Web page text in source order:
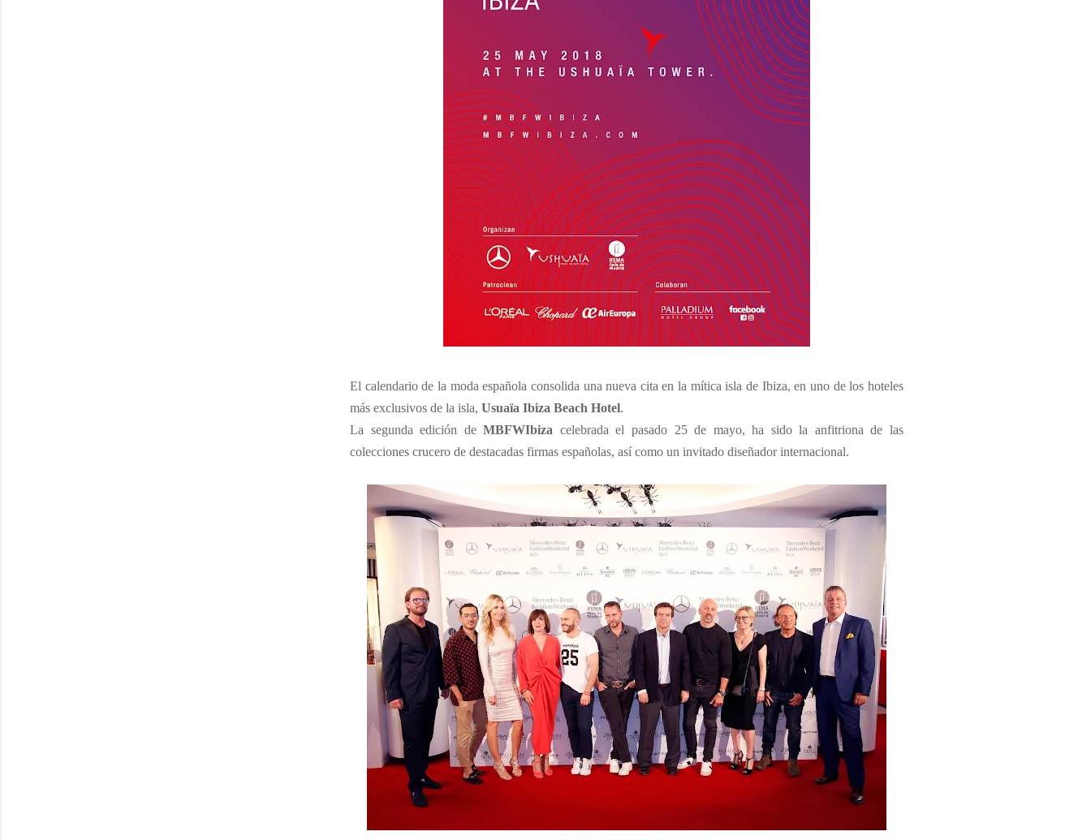
El calendario de la moda española consolida una nueva cita en la mítica isla de Ibiza, en uno de los hoteles
más exclusivos de la isla, Usuaïa Ibiza Beach Hotel.
La segunda edición deMBFWIbiza celebrada el pasado 25 de mayo, ha sido la anfitriona de las
colecciones crucero de destacadas firmas españolas, así como un invitado diseñador internacional.